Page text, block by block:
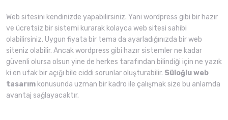
Web sitesini kendinizde yapabilirsiniz. Yani wordpress gibi bir hazır
ve ücretsiz bir sistemi kurarak kolayca web sitesi sahibi
olabilirsiniz. Uygun fiyata bir tema da ayarladığınızda bir web
siteniz olabilir. Ancak wordpress gibi hazır sistemler ne kadar
güvenli olursa olsun yine de herkes tarafından bilindiği için ne yazık
ki en ufak bir açığı bile ciddi sorunlar oluşturabilir. Süloğlu web
tasarım konusunda uzman bir kadro ile çalışmak size bu anlamda
avantaj sağlayacaktır.